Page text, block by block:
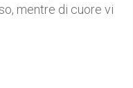
mentre di cuore vi